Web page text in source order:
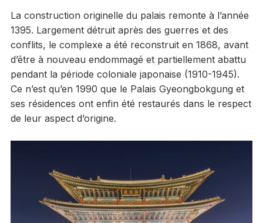
La construction originelle du palais remonte à l’année
1395. Largement détruit après des guerres et des
conflits, le complexe a été reconstruit en 1868, avant
d’être à nouveau endommagé et partiellement abattu
pendant la période coloniale japonaise (1910-1945).
Ce n’est qu’en 1990 que le Palais Gyeongbokgung et
ses résidences ont enfin été restaurés dans le respect
de leur aspect d’origine.